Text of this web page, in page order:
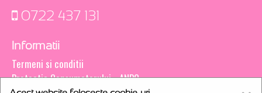
0722 437 131
Informatii
Termeni si conditii
Protectia Consumatorului - ANPC